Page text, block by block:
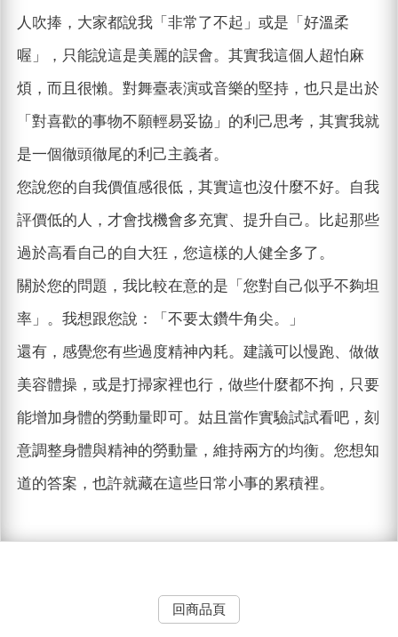
人吹捧，大家都說我「非常了不起」或是「好溫柔
喔」，只能說這是美麗的誤會。其實我這個人超怕麻
煩，而且很懶。對舞臺表演或音樂的堅持，也只是出於
「對喜歡的事物不願輕易妥協」的利己思考，其實我就
是一個徹頭徹尾的利己主義者。
您說您的自我價值感很低，其實這也沒什麼不好。自我
評價低的人，才會找機會多充實、提升自己。比起那些
過於高看自己的自大狂，您這樣的人健全多了。
關於您的問題，我比較在意的是「您對自己似乎不夠坦
率」。我想跟您說：「不要太鑽牛角尖。」
還有，感覺您有些過度精神內耗。建議可以慢跑、做做
美容體操，或是打掃家裡也行，做些什麼都不拘，只要
能增加身體的勞動量即可。姑且當作實驗試試看吧，刻
意調整身體與精神的勞動量，維持兩方的均衡。您想知
道的答案，也許就藏在這些日常小事的累積裡。
回商品頁